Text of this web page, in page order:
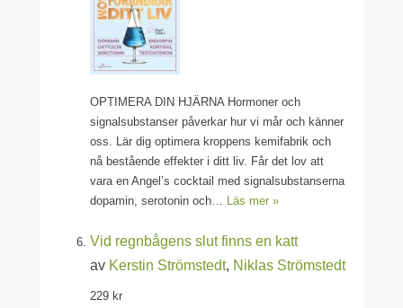
OPTIMERA DIN HJÄRNA Hormoner och
signalsubstanser påverkar hur vi mår och känner
oss. Lär dig optimera kroppens kemifabrik och
nå bestående effekter i ditt liv. Får det lov att
vara en Angel’s cocktail med signalsubstanserna
dopamin, serotonin och… Läs mer »
Vid regnbågens slut finns en katt
av Kerstin Strömstedt, Niklas Strömstedt
229 kr